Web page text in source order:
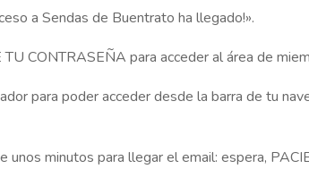
a Sendas de Buentrato ha llegado!».
CONTRASEÑA para acceder al área de
para poder acceder desde la barra de tu
unos minutos para llegar el email: espera,